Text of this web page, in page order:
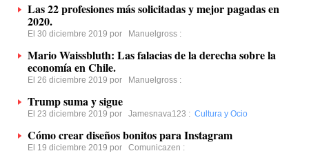
Las 22 profesiones más solicitadas y mejor pagadas en
2020.
El 30 diciembre 2019 por Manuelgross :
Mario Waissbluth: Las falacias de la derecha sobre la
economía en Chile.
El 26 diciembre 2019 por Manuelgross :
Trump suma y sigue
El 23 diciembre 2019 por Jamesnava123 : Cultura y Ocio
Cómo crear diseños bonitos para Instagram
El 19 diciembre 2019 por Comunicazen :